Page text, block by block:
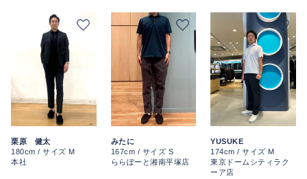
栗原 健太
180cm / サイズ M
本社
みたに
167cm / サイズ S
ららぽーと湘南平塚店
YUSUKE
174cm / サイズ M
東京ドームシティラク
ーア店